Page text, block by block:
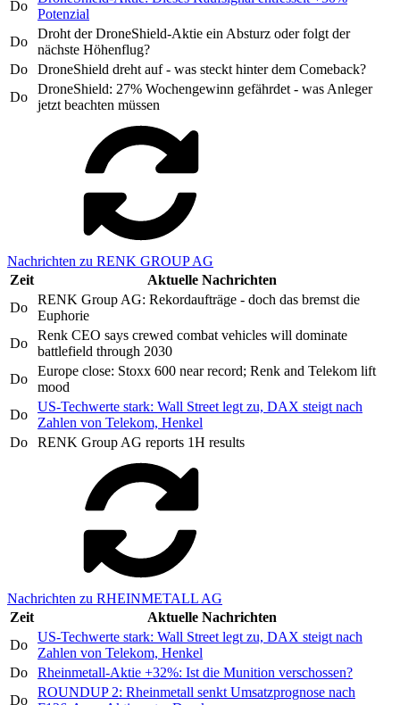
Do
Potenzial
Do
Droht der DroneShield-Aktie ein Absturz oder folgt der
nächste Höhenflug?
Do
DroneShield dreht auf - was steckt hinter dem Comeback?
Do
DroneShield: 27% Wochengewinn gefährdet - was Anleger
jetzt beachten müssen
Nachrichten zu RENK GROUP AG
Zeit
Aktuelle Nachrichten
Do
RENK Group AG: Rekordaufträge - doch das bremst die
Euphorie
Do
Renk CEO says crewed combat vehicles will dominate
battlefield through 2030
Do
Europe close: Stoxx 600 near record; Renk and Telekom lift
mood
Do
US-Techwerte stark: Wall Street legt zu, DAX steigt nach
Zahlen von Telekom, Henkel
Do
RENK Group AG reports 1H results
Nachrichten zu RHEINMETALL AG
Zeit
Aktuelle Nachrichten
Do
US-Techwerte stark: Wall Street legt zu, DAX steigt nach
Zahlen von Telekom, Henkel
Do
Rheinmetall-Aktie +32%: Ist die Munition verschossen?
Do
ROUNDUP 2: Rheinmetall senkt Umsatzprognose nach